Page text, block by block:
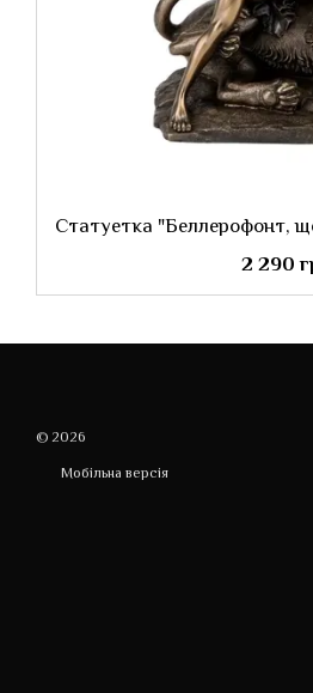
2 290
© 2026
Мобільна версія